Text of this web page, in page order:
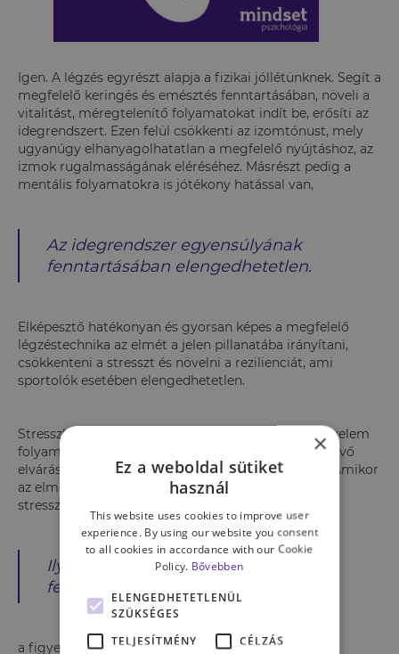
Igen. A légzés egyrészt alapja a fizikai jóllétünknek. Segít a
megfelelő keringés és emésztés fenntartásában, növeli a
vitalitást, méregtelenítő folyamatokat indít be, erősíti az
idegrendszert. Ezen felül csökkenti az izomtónust, mely
ugyanúgy elhanyagolhatatlan a megfelelő nyújtáshoz, az
izmok rugalmasságának eléréséhez. Másrészt pedig a
mentális folyamatokra is jótékony hatással van,
Az idegrendszer egyensúlyának
fenntartásában elengedhetetlen.
Elképesztő hatékonyan és gyorsan képes a megfelelő
légzéstechnika az elmét a jelen pillanatába irányítani,
csökkenteni a stresszt és növelni a rezilienciát, ami
sportolók esetében elengedhetetlen.
Stresszhelyzetben az elme cikázik, nyugtalan, a figyelem
folyamatosan ugrál a pozitív és negatív dolgok, a jövő
elvárásai és a múlt frusztrációi között, és befeszül. Amikor
az elme teljes mértékben a jelenben van, nyugodt, a
stressz pedig minimálisra csökken.
Ilyen állapotban képes az agy
felszabadulni a feszült állapotból,
a figyelem kitágul, a gondolkodás és a mentális
×
Ez a weboldal sütiket
használ
This website uses cookies to improve user
experience. By using our website you consent
to all cookies in accordance with our Cookie
Policy. Bővebben
ELENGEDHETETLENÜL
SZÜKSÉGES
TELJESÍTMÉNY
CÉLZÁS